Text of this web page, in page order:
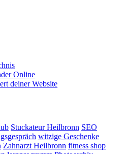
Online
deiner Website
Stuckateur Heilbronn SEO
witzige Geschenke
Zahnarzt Heilbronn fitness shop